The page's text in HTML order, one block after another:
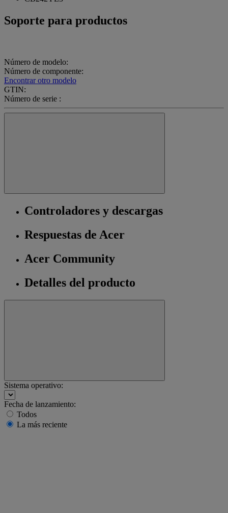
Soporte para productos
Número de modelo:
Número de componente:
Encontrar otro modelo
GTIN:
Número de serie :
Controladores y descargas
Respuestas de Acer
Acer Community
Detalles del producto
Sistema operativo:
Fecha de lanzamiento:
Todos
La más reciente